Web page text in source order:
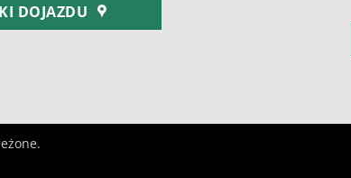
DOJAZDU